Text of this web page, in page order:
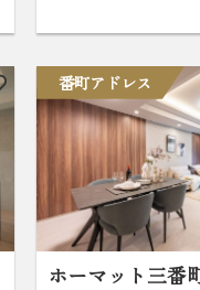
番町アドレス
ホーマット三番